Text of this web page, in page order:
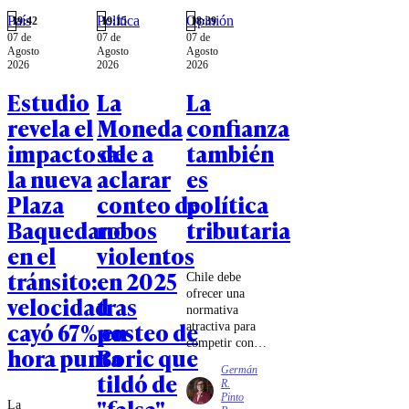
País
19:42
07 de
Agosto
2026
Estudio
revela el
impacto de
la nueva
Plaza
Baquedano
en el
tránsito:
velocidad
cayó 67% en
hora punta
La
Política
19:15
07 de
Agosto
2026
La
Moneda
sale a
aclarar
conteo de
robos
violentos
en 2025
tras
posteo de
Boric que
tildó de
Opinión
18:39
07 de
Agosto
2026
La
confianza
también
es
política
tributaria
Chile debe
ofrecer una
normativa
atractiva para
competir con
los mecanismos
de estabilidad e
invariabilidad
Germán
R.
Pinto